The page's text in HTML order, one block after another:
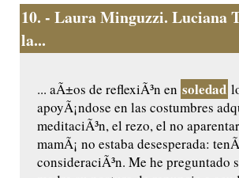
10. - Laura Minguzzi. Luciana
la...
... aÃ±os de reflexiÃ³n en soledad
apoyÃ¡ndose en las costumbres
meditaciÃ³n, el rezo, el no
mamÃ¡ no estaba desesperada:
consideraciÃ³n. Me he